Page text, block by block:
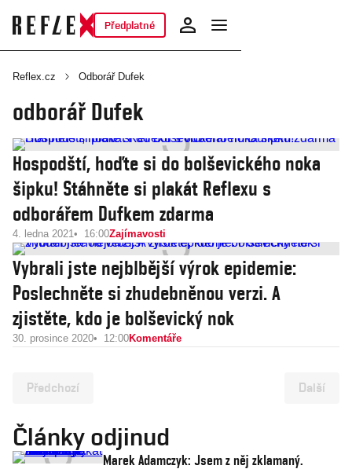
Předplatné
Reflex.cz Odborář Dufek
odborář Dufek
Hospodští, hoďte si do bolševického noka
šipku! Stáhněte si plakát Reflexu s
odborářem Dufkem zdarma
4. ledna 2021 16:00Zajímavosti
Vybrali jste nejblbější výrok epidemie:
Poslechněte si zhudebněnou verzi. A
zjistěte, kdo je bolševický nok
30. prosince 2020 12:00Komentáře
Předchozí Další
Články odjinud
Marek Adamczyk: Jsem z něj zklamaný.